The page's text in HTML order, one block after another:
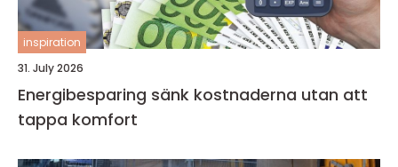
inspiration
31. July 2026
Energibesparing sänk kostnaderna utan att
tappa komfort